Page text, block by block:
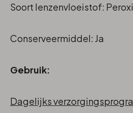
Soort lenzenvloeistof:
Conserveermiddel: Ja
Gebruik:
Dagelijks